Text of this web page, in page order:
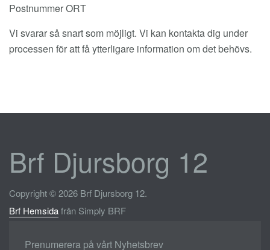
Postnummer ORT
Vi svarar så snart som möjligt. Vi kan kontakta dig under
processen för att få ytterligare information om det behövs.
Brf Djursborg 12
Copyright © 2026 Brf Djursborg 12.
Brf Hemsidafrån Simply BRF
Prenumerera på vårt Nyhetsbrev